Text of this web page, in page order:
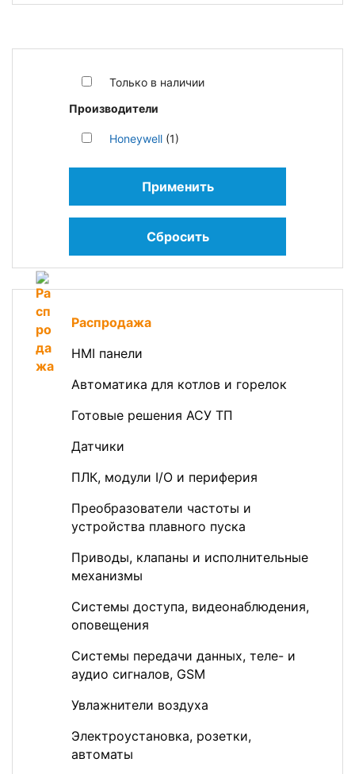
Только в наличии
Производители
Honeywell (1)
Применить
Сбросить
Распродажа
HMI панели
Автоматика для котлов и горелок
Готовые решения АСУ ТП
Датчики
ПЛК, модули I/O и периферия
Преобразователи частоты и
устройства плавного пуска
Приводы, клапаны и исполнительные
механизмы
Системы доступа, видеонаблюдения,
оповещения
Системы передачи данных, теле- и
аудио сигналов, GSM
Увлажнители воздуха
Электроустановка, розетки,
автоматы